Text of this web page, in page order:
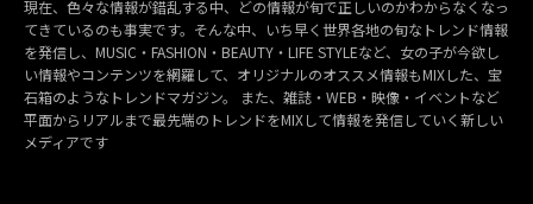
現在、色々な情報が錯乱する中、どの情報が旬で正しいのかわからなくなっ
てきているのも事実です。そんな中、いち早く世界各地の旬なトレンド情報
を発信し、MUSIC・FASHION・BEAUTY・LIFE STYLEなど、女の子が今欲し
い情報やコンテンツを網羅して、オリジナルのオススメ情報もMIXした、宝
石箱のようなトレンドマガジン。 また、雑誌・WEB・映像・イベントなど
平面からリアルまで最先端のトレンドをMIXして情報を発信していく新しい
メディアです